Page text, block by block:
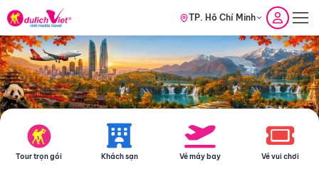
TP. Hồ Chí Minh
Tour trọn gói Khách sạn Vé máy bay Vé vui chơi